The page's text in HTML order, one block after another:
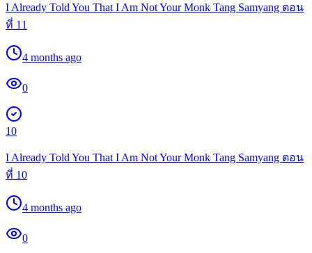
I Already Told You That I Am Not Your Monk Tang Samyang ตอน
ที่ 11
4 months ago
0
10
I Already Told You That I Am Not Your Monk Tang Samyang ตอน
ที่ 10
4 months ago
0